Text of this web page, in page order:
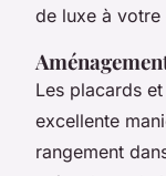
de luxe à votre
Les placards
excellente
rangement